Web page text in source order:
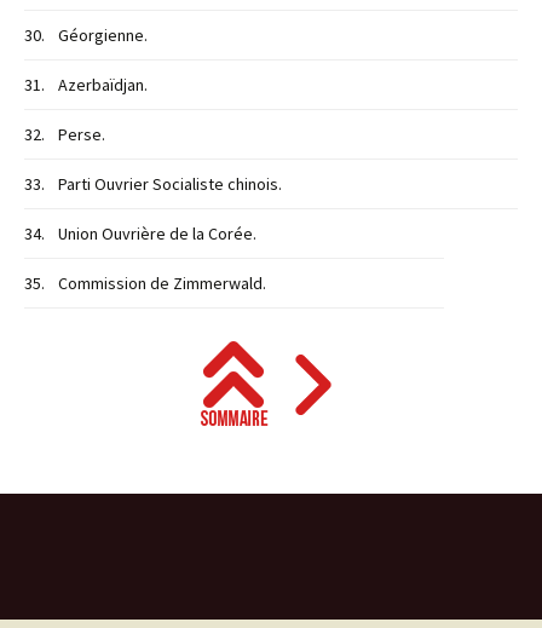
30. Géorgienne.
31. Azerbaïdjan.
32. Perse.
33. Parti Ouvrier Socialiste chinois.
34. Union Ouvrière de la Corée.
35. Commission de Zimmerwald.